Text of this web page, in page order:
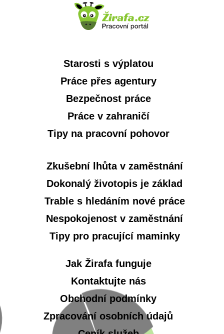
Starosti s výplatou
Práce přes agentury
Bezpečnost práce
Práce v zahraničí
Tipy na pracovní pohovor
Zkušební lhůta v zaměstnání
Dokonalý životopis je základ
Trable s hledáním nové práce
Nespokojenost v zaměstnání
Tipy pro pracující maminky
Jak Žirafa funguje
Kontaktujte nás
Obchodní podmínky
Zpracování osobních údajů